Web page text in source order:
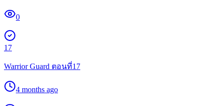
0
17
Warrior Guard ตอนที่17
4 months ago